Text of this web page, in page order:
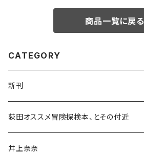
商品一覧に戻る
CATEGORY
新刊
和書
文学・小説・物語
荻田オススメ冒険探検本、とその付近
井上奈奈